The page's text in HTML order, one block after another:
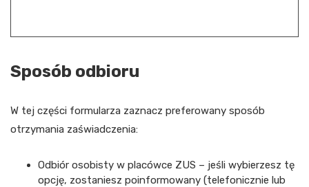
Sposób odbioru
W tej części formularza zaznacz preferowany sposób
otrzymania zaświadczenia:
Odbiór osobisty w placówce ZUS – jeśli wybierzesz tę
opcję, zostaniesz poinformowany (telefonicznie lub